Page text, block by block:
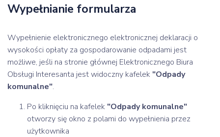
Wypełnianie formularza
Wypełnienie elektronicznego elektronicznej deklaracji o
wysokości opłaty za gospodarowanie odpadami jest
możliwe, jeśli na stronie głównej Elektronicznego Biura
Obsługi Interesanta jest widoczny kafelek"Odpady
komunalne".
Po kliknięciu na kafelek"Odpady komunalne"
otworzy się okno z polami do wypełnienia przez
użytkownika